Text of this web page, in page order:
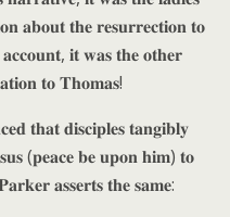
𝐚𝐛𝐨𝐮𝐭 𝐭𝐡𝐞 𝐫𝐞𝐬𝐮𝐫𝐫𝐞𝐜𝐭𝐢𝐨𝐧 𝐭𝐨
𝐢𝐭 𝐰𝐚𝐬 𝐭𝐡𝐞 𝐨𝐭𝐡𝐞𝐫
𝐭𝐨 𝐓𝐡𝐨𝐦𝐚𝐬!
𝐭𝐡𝐚𝐭 𝐝𝐢𝐬𝐜𝐢𝐩𝐥𝐞𝐬 𝐭𝐚𝐧𝐠𝐢𝐛𝐥𝐲
(𝐩𝐞𝐚𝐜𝐞 𝐛𝐞 𝐮𝐩𝐨𝐧 𝐡𝐢𝐦) 𝐭𝐨
𝐚𝐬𝐬𝐞𝐫𝐭𝐬 𝐭𝐡𝐞 𝐬𝐚𝐦𝐞: